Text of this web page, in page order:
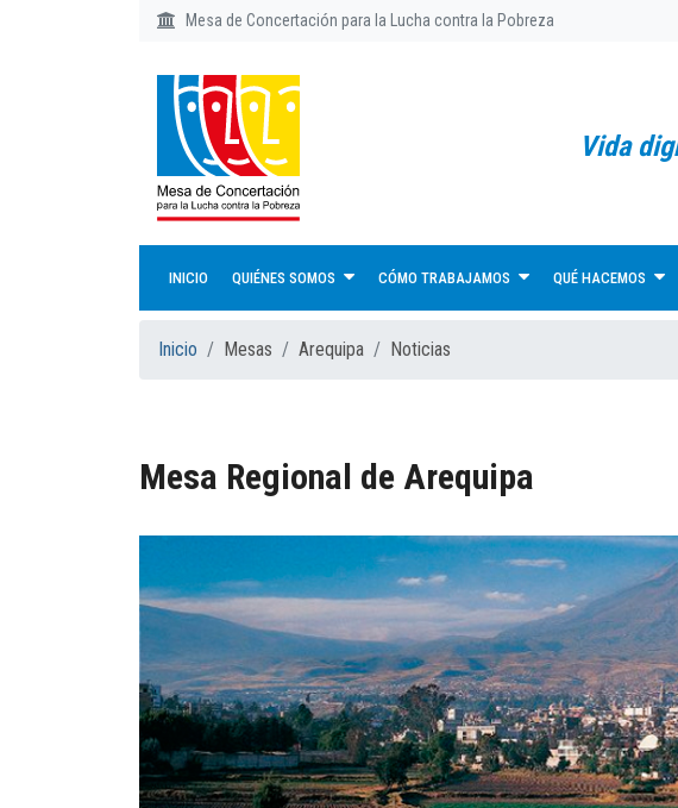
Mesa de Concertación para la Lucha contra la Pobreza
Vida
INICIO QUIÉNES SOMOS CÓMO TRABAJAMOS QUÉ HACEMOS
Inicio Mesas Arequipa Noticias
Mesa Regional de Arequipa